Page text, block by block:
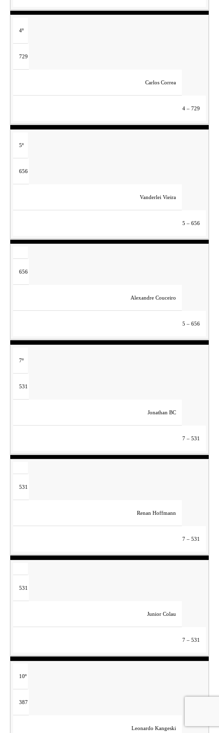
4º
729
Carlos Correa
4 – 729
5º
656
Vanderlei Vieira
5 – 656
656
Alexandre Couceiro
5 – 656
7º
531
Jonathan BC
7 – 531
531
Renan Hoffmann
7 – 531
531
Junior Colau
7 – 531
10º
387
Leonardo Kangeski